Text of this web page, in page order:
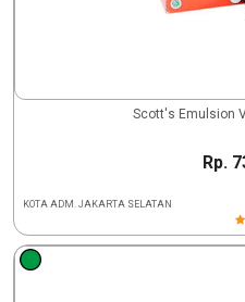
Scott's Emulsion
Rp.
KOTA ADM. JAKARTA SELATAN